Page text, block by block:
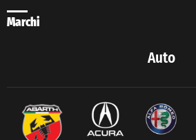
Marchi
Auto